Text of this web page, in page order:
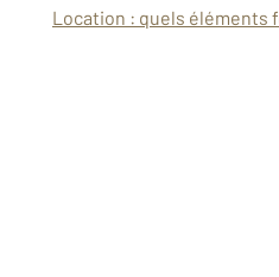
Location : quels éléments